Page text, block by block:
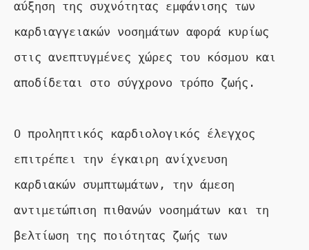
αύξηση της συχνότητας εμφάνισης των
καρδιαγγειακών νοσημάτων αφορά κυρίως
στις ανεπτυγμένες χώρες του κόσμου και
αποδίδεται στο σύγχρονο τρόπο ζωής.
Ο προληπτικός καρδιολογικός έλεγχος
επιτρέπει την έγκαιρη ανίχνευση
καρδιακών συμπτωμάτων, την άμεση
αντιμετώπιση πιθανών νοσημάτων και τη
βελτίωση της ποιότητας ζωής των